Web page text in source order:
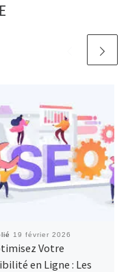
19 février 2026
Votre
en Ligne : Les